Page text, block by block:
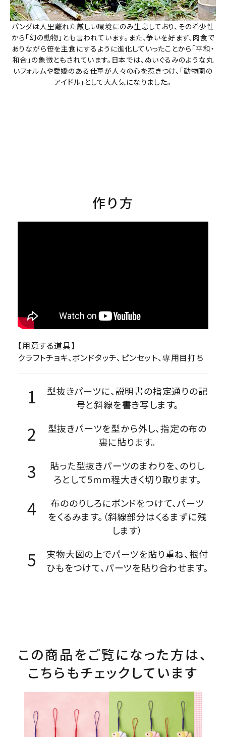
パンダは人里離れた厳しい環境にのみ生息しており、その希少性
から「幻の動物」とも言われています。また、争いを好まず、肉食で
ありながら笹を主食にするように進化していったことから「平和・
和合」の象徴ともされています。日本では、ぬいぐるみのような丸
いフォルムや愛嬌のある仕草が人々の心を惹きつけ、「動物園の
アイドル」として大人気になりました。
作り方
【用意する道具】
クラフトチョキ、ボンドタッチ、ピンセット、専用目打ち
型抜きパーツに、説明書の指定通りの記
号と斜線を書き写します。
型抜きパーツを型から外し、指定の布の
裏に貼ります。
貼った型抜きパーツのまわりを、のりし
ろとして5mm程大きく切り取ります。
布ののりしろにボンドをつけて、パーツ
をくるみます。（斜線部分はくるまずに残
します）
実物大図の上でパーツを貼り重ね、根付
ひもをつけて、パーツを貼り合わせます。
この商品をご覧になった方は、
こちらもチェックしています